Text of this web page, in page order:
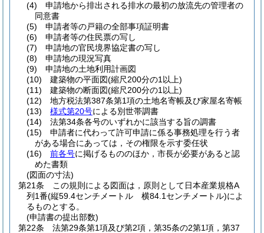
(4)
申請地から排出される排水の最初の放流先の管理者の
同意書
(5)
申請者等の戸籍の全部事項証明書
(6)
申請者等の住民票の写し
(7)
申請地の官民境界協定書の写し
(8)
申請地の現況写真
(9)
申請地の土地利用計画図
(10)
建築物の平面図(縮尺200分の1以上)
(11)
建築物の断面図(縮尺200分の1以上)
(12)
地方税法第387条第1項の土地名寄帳及び家屋名寄帳
(13)
様式第20号による別世帯調書
(14)
法第34条各号のいずれかに該当する旨の調書
(15)
申請者に代わって許可申請に係る事務処理を行う者
がある場合にあっては，その権限を示す委任状
(16)
前各号に掲げるもののほか，市長が必要があると認
めた書類
(図面の寸法)
第21条
この規則による図面は，原則として日本産業規格A
列1番(縦59.4センチメートル 横84.1センチメートル)によ
るものとする。
(申請書の提出部数)
第22条
法第29条第1項及び第2項，第35条の2第1項，第37